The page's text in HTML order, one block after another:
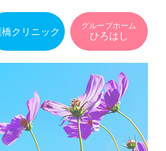
橋クリニック
グループホーム
ひろはし